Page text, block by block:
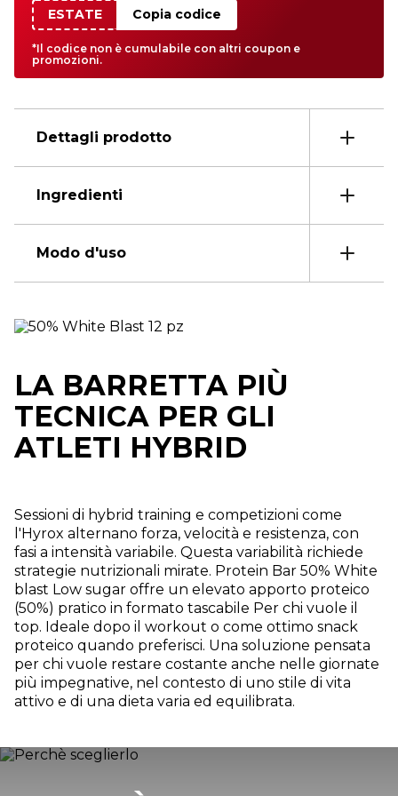
ESTATE Copia codice
*Il codice non è cumulabile con altri coupon e
promozioni.
Dettagli prodotto
Ingredienti
Modo d'uso
LA BARRETTA PIÙ
TECNICA PER GLI
ATLETI HYBRID
Sessioni di hybrid training e competizioni come
l'Hyrox alternano forza, velocità e resistenza, con
fasi a intensità variabile. Questa variabilità richiede
strategie nutrizionali mirate. Protein Bar 50% White
blast Low sugar offre un elevato apporto proteico
(50%) pratico in formato tascabile Per chi vuole il
top. Ideale dopo il workout o come ottimo snack
proteico quando preferisci. Una soluzione pensata
per chi vuole restare costante anche nelle giornate
più impegnative, nel contesto di uno stile di vita
attivo e di una dieta varia ed equilibrata.